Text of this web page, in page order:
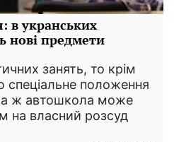
в укранських
нові предмети
занять, то крім
спеціальне положення
ж автошкола може
на власний розсуд